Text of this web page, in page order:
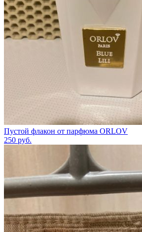
Пустой флакон от парфюма ORLOV
250 руб.